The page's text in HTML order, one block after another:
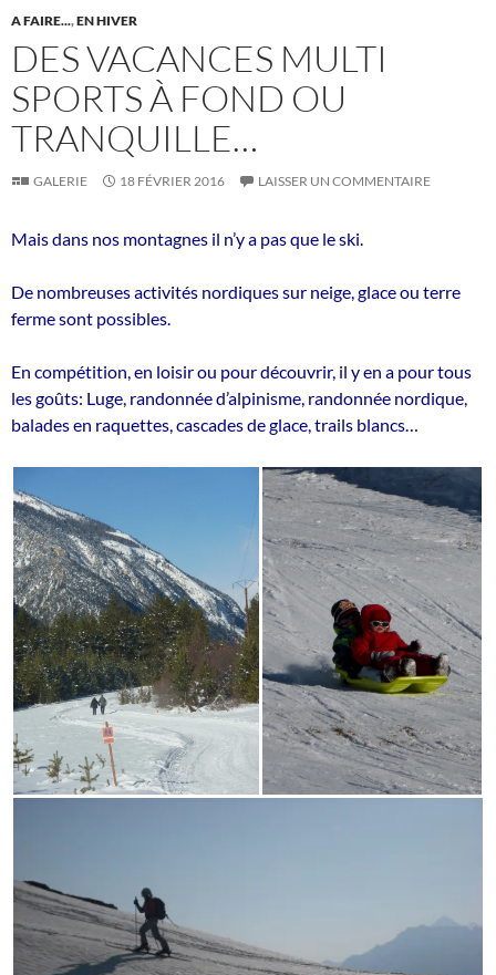
A FAIRE...,EN HIVER
DES VACANCES MULTI
SPORTS À FOND OU
TRANQUILLE…
GALERIE 18 FÉVRIER 2016 LAISSER UN COMMENTAIRE
Mais dans nos montagnes il n’y a pas que le ski.
De nombreuses activités nordiques sur neige, glace ou terre
ferme sont possibles.
En compétition, en loisir ou pour découvrir, il y en a pour tous
les goûts: Luge, randonnée d’alpinisme, randonnée nordique,
balades en raquettes, cascades de glace, trails blancs…